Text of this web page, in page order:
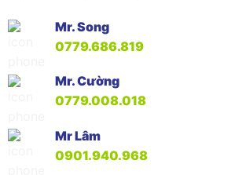
Mr. Song
0779.686.819
Mr. Cường
0779.008.018
Mr Lâm
0901.940.968